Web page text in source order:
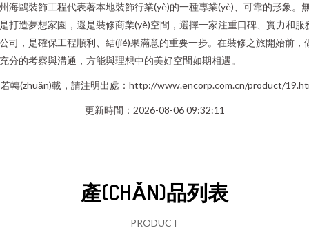
海鷗裝飾工程代表著本地裝飾行業(yè)的一種專業(yè)、可靠的形象。
打造夢想家園，還是裝修商業(yè)空間，選擇一家注重口碑、實力和服
司，是確保工程順利、結(jié)果滿意的重要一步。在裝修之旅開始前，
分的考察與溝通，方能與理想中的美好空間如期相遇。
轉(zhuǎn)載，請注明出處：http://www.encorp.com.cn/product/
更新時間：2026-08-06 09:32:11
產(CHǍN)品列表
PRODUCT